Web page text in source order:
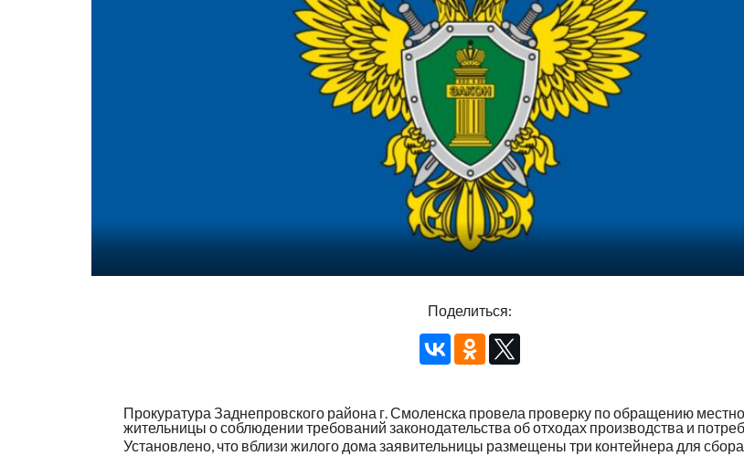
Поделиться:
Прокуратура Заднепровского района г. Смоленска провела проверку по обращению
жительницы о соблюдении требований законодательства об отходах производства и
Установлено, что вблизи жилого дома заявительницы размещены три контейнера для